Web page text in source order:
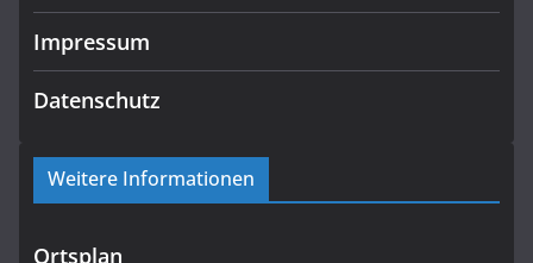
Impressum
Datenschutz
Weitere Informationen
Ortsplan